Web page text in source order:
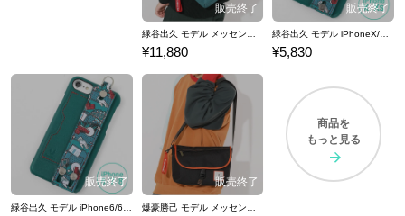
¥11,880 ¥5,830
商品を
もっと見る